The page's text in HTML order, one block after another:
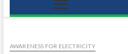
AWARENESS FOR ELECTRICITY